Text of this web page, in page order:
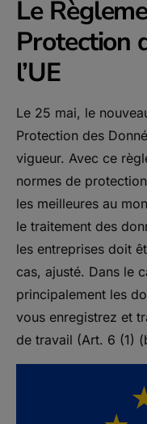
Le
Protection
l’UE
Le 25 mai, le
Protection des
vigueur. Avec ce
normes de
les meilleures au
le traitement des
les entreprises doit
cas, ajusté. Dans le
principalement les
vous enregistrez et
de travail (Art. 6 (1)